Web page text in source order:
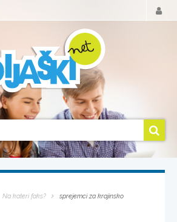
Na kateri faks?
sprejemci za krajinsko